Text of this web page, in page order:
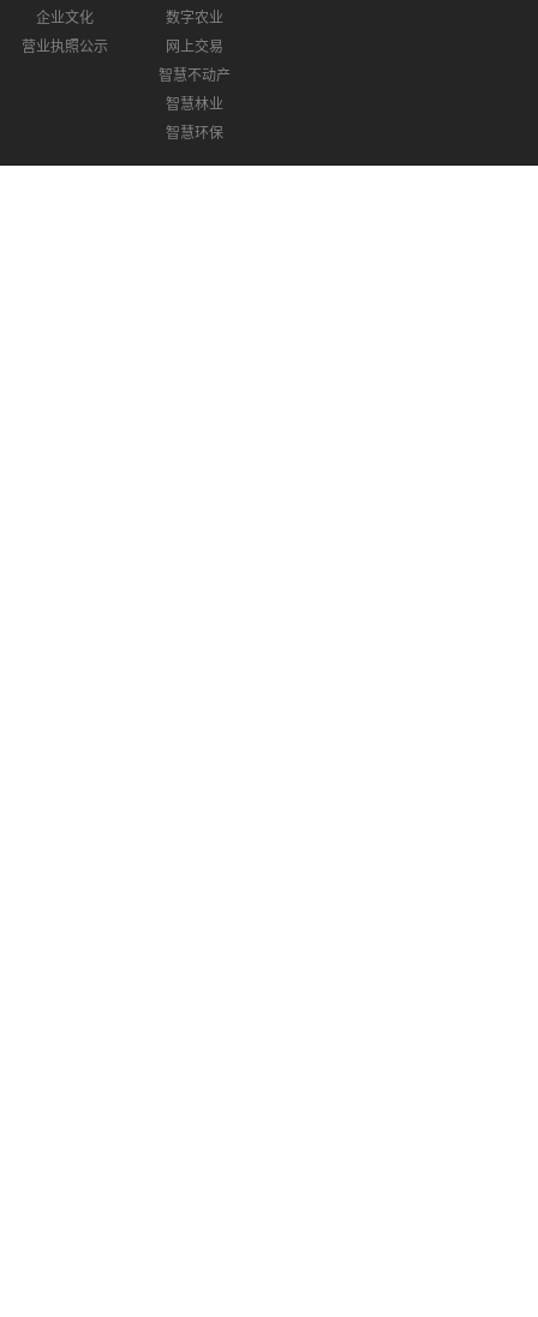
企业文化
营业执照公示
数字农业
网上交易
智慧不动产
智慧林业
智慧环保